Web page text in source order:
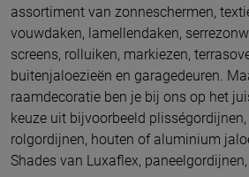
assortiment van zonneschermen,
vouwdaken, lamellendaken,
screens, rolluiken, markiezen,
buitenjaloezieën en garagedeuren.
raamdecoratie ben je bij ons op het
keuze uit bijvoorbeeld plisségordijnen,
rolgordijnen, houten of aluminium
Shades van Luxaflex,